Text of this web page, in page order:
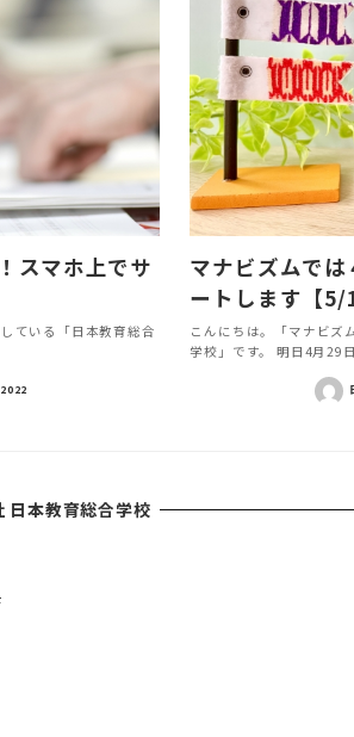
スマホ上でサ
ている「日本教育総合
マナビズムで
ートします【5/
こんにちは。「マナビズ
学校」です。 明日4月29
日本教育総合学校